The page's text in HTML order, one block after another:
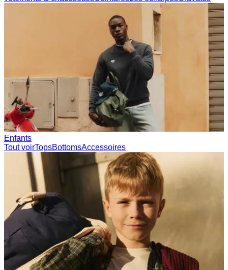
Enfants
Tout voirTopsBottomsAccessoires